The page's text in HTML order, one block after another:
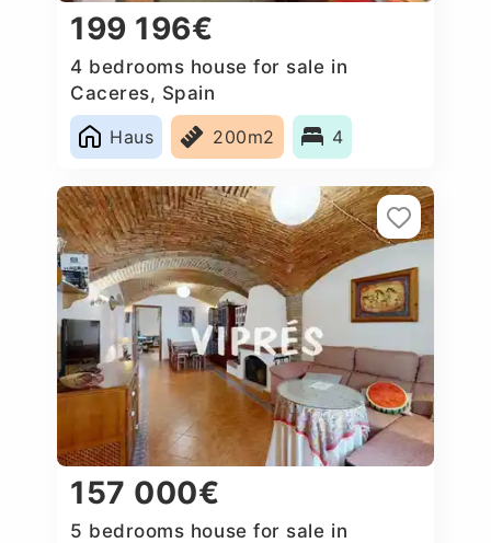
199 196€
4 bedrooms house for sale in
Caceres‎, Spain
Haus
200m2 4
157 000€
5 bedrooms house for sale in